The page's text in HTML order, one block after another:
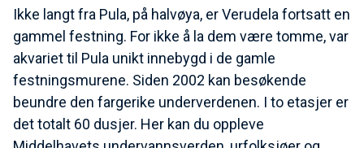
Ikke langt fra Pula, på halvøya, er Verudela fortsatt en
gammel festning. For ikke å la dem være tomme, var
akvariet til Pula unikt innebygd i de gamle
festningsmurene. Siden 2002 kan besøkende
beundre den fargerike underverdenen. I to etasjer er
det totalt 60 dusjer. Her kan du oppleve